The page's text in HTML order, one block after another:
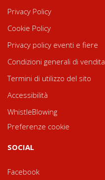
Privacy Policy
Cookie Policy
Privacy policy eventi e fiere
Condizioni generali di vendita
Termini di utilizzo del sito
Accessibilità
WhistleBlowing
Preferenze cookie
SOCIAL
Facebook